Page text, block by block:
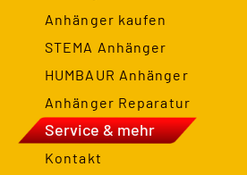
Anhänger kaufen
STEMA Anhänger
HUMBAUR Anhänger
Anhänger Reparatur
Service & mehr
Kontakt